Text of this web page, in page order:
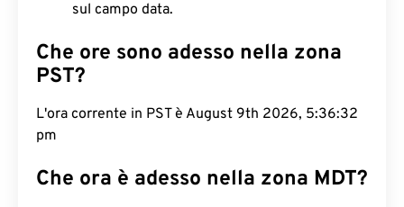
sul campo data.
Che ore sono adesso nella zona
PST?
L'ora corrente in PST è August 9th 2026, 5:36:33
pm
Che ora è adesso nella zona MDT?